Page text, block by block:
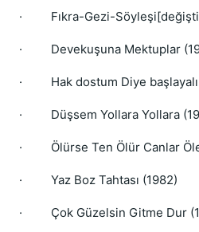
· Fıkra-Gezi-
· Devekuşuna Mektuplar
· Hak dostum Diye
· Düşsem Yollara Yollara
· Ölürse Ten Ölür Canlar
· Yaz Boz Tahtası (1982)
· Çok Güzelsin Gitme Dur